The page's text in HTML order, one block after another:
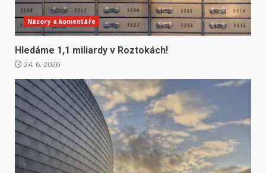
Názory a komentáře
Hledáme 1,1 miliardy v Roztokách!
24. 6. 2026